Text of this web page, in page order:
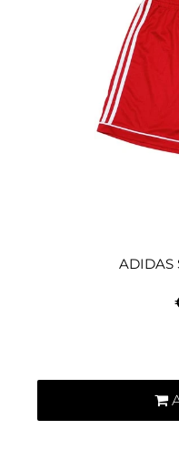
ADIDAS